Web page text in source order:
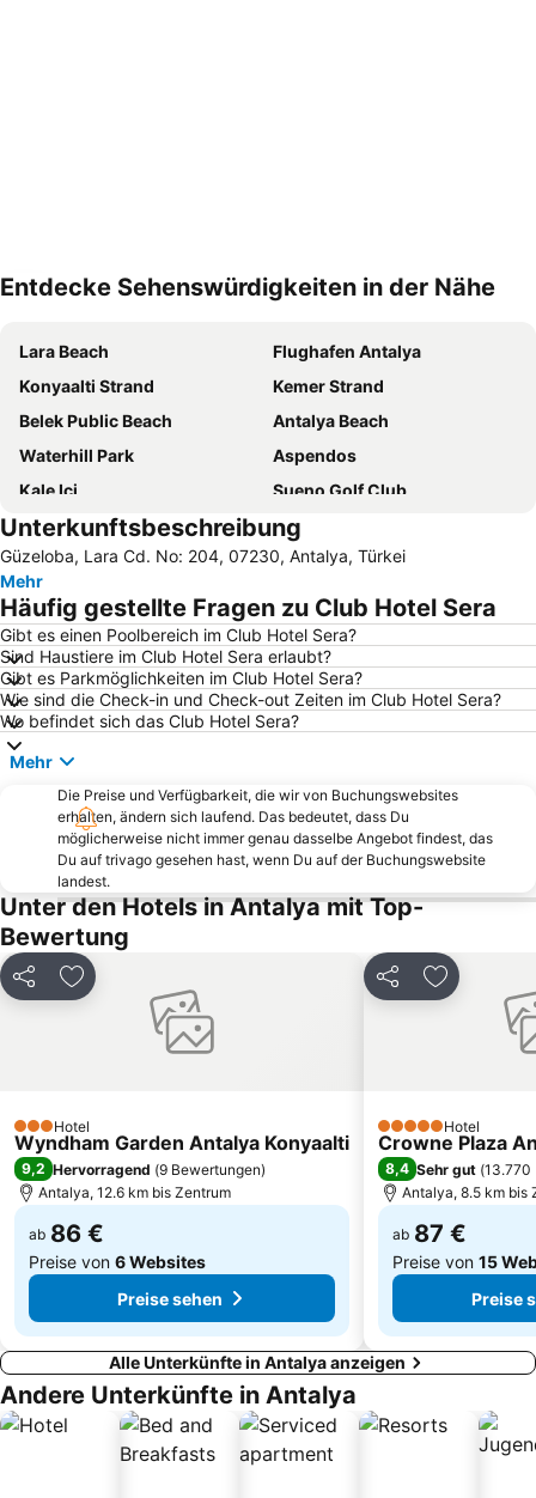
Entdecke Sehenswürdigkeiten in der Nähe
Lara Beach
Flughafen Antalya
Konyaalti Strand
Kemer Strand
Belek Public Beach
Antalya Beach
Waterhill Park
Aspendos
Kale Ici
Sueno Golf Club
Bogazkent
Olympos
Murat Paşa Moschee
Kadriye Public Beach
Strand von Beldibi
Antalya Expo Center
Tekirova Beach
Busbahnhof Antalya
Lara Dido Beach
Sarisu Public Beach
Hadrianstor
Kaya Eagles Golf Club
Akseki
Phaselis
Mermerli Beach
Turist Beach
Gazipasa Ogretmenevi Beach
Cornelia Golf Club
Kemer Merkez Dogu Public Beach
50th International Antalya Golden Orange Film Festival
Suna-Inan-Kirac Kaleici Museum
Uhrturm
Göynük-Canyon
Antalya Adalet Sarayı
Düden-Wasserfälle
Carya Golf Club
Marina Kemer
Anadolu Park
Karaalioglu Park
Ayisigi Beach
Saklikent Ski Resort
Mardan Spor Kompleksi
Unterkunftsbeschreibung
Güzeloba, Lara Cd. No: 204, 07230, Antalya, Türkei
Mehr
Häufig gestellte Fragen zu Club Hotel Sera
Gibt es einen Poolbereich im Club Hotel Sera?
Sind Haustiere im Club Hotel Sera erlaubt?
Gibt es Parkmöglichkeiten im Club Hotel Sera?
Wie sind die Check-in und Check-out Zeiten im Club Hotel Sera?
Wo befindet sich das Club Hotel Sera?
Mehr
Die Preise und Verfügbarkeit, die wir von Buchungswebsites
erhalten, ändern sich laufend. Das bedeutet, dass Du
möglicherweise nicht immer genau dasselbe Angebot findest, das
Du auf trivago gesehen hast, wenn Du auf der Buchungswebsite
landest.
Unter den Hotels in Antalya mit Top-
Bewertung
Teilen Zu Favoriten hinzufügen
3 Sterne
Hotel
Wyndham Garden Antalya Konyaalti
9,2 Hervorragend (9 Bewertungen)
Antalya, 12.6 km bis Zentrum
ab 86 €
Preise von 6 Websites
Preise sehen
Teilen Zu
5 SterneHotel
Crowne Plaza
8,4 Sehr gut (13.770
Antalya, 8.5 km bis
ab 87 €
Preise von 15
Preise
Alle Unterkünfte in Antalya anzeigen
Andere Unterkünfte in Antalya